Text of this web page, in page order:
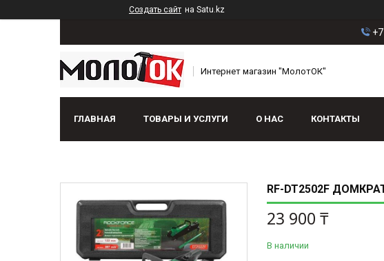
Создать сайт на Satu.kz
Интернет магазин "МолотОК"
ГЛАВНАЯ ТОВАРЫ И УСЛУГИ О НАС КОНТАКТЫ
RF-DT2502F
23 900 ₸
В наличии